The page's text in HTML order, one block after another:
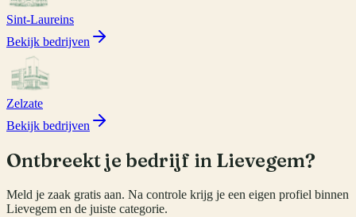
Sint-Laureins
Bekijk bedrijven
Zelzate
Bekijk bedrijven
Ontbreekt je bedrijf in Lievegem?
Meld je zaak gratis aan. Na controle krijg je een eigen profiel binnen
Lievegem en de juiste categorie.